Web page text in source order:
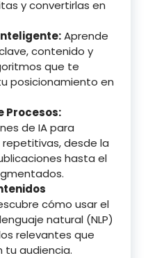
y convertirlas en
Aprende
contenido y
que te
posicionamiento en
Procesos:
de IA para
desde la
hasta el
cómo usar el
natural (NLP)
relevantes que
tu audiencia.